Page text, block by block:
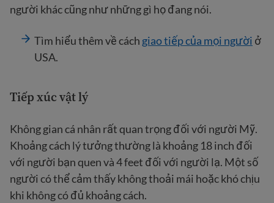
người khác cũng như những gì họ đang nói.
Tìm hiểu thêm về cách giao tiếp của mọi người ở
USA.
Tiếp xúc vật lý
Không gian cá nhân rất quan trọng đối với người Mỹ.
Khoảng cách lý tưởng thường là khoảng 18 inch đối
với người bạn quen và 4 feet đối với người lạ. Một số
người có thể cảm thấy không thoải mái hoặc khó chịu
khi không có đủ khoảng cách.